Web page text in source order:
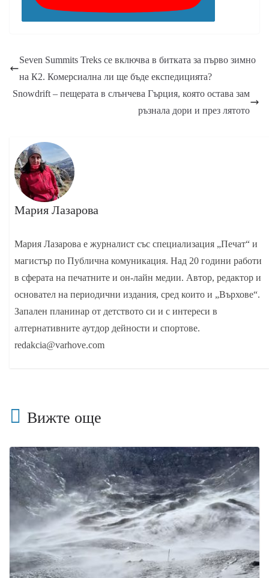
Seven Summits Treks се включва в битката за първо зимно
на К2. Комерсиална ли ще бъде експедицията?
Snowdrift – пещерата в слънчева Гърция, която остава зам
ръзнала дори и през лятото
Мария Лазарова
Мария Лазарова е журналист със специализация „Печат“ и
магистър по Публична комуникация. Над 20 години работи
в сферата на печатните и он-лайн медии. Автор, редактор и
основател на периодични издания, сред които и „Върхове“.
Запален планинар от детството си и с интереси в
алтернативните аутдор дейности и спортове.
redakcia@varhove.com
Вижте още